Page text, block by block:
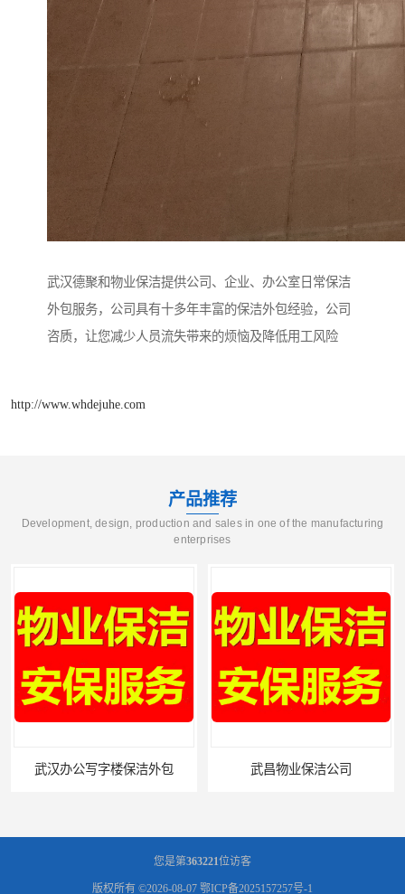
武汉德聚和物业保洁提供公司、企业、办公室日常保洁
外包服务，公司具有十多年丰富的保洁外包经验，公司
咨质，让您减少人员流失带来的烦恼及降低用工风险
http://www.whdejuhe.com
产品推荐
Development, design, production and sales in one of the manufacturing
enterprises
武昌物业保洁公司 武昌专业物业保洁
您是第363221位访客
版权所有 ©2026-08-07 鄂ICP备2025157257号-1